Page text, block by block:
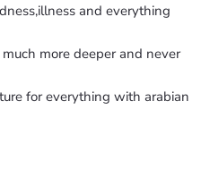
and everything
more deeper and never
for everything with arabian